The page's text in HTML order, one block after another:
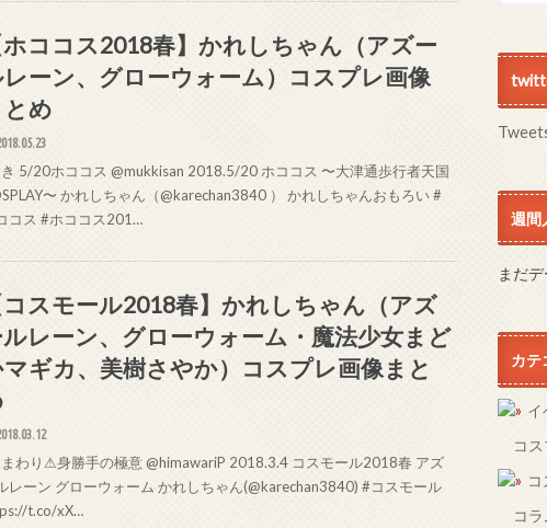
ホココス2018春】かれしちゃん（アズー
レーン、グローウォーム）コスプレ画像
とめ
5/20ホココス @mukkisan 2018.5/20 ホココス 〜大津通歩行者天国
〜 かれしちゃん（@karechan3840 ） かれしちゃんおもろい #
コス #ホココス201…
コスモール2018春】かれしちゃん（アズ
ルレーン、グローウォーム・魔法少女まど
ギカ、美樹さやか）コスプレ画像まと
わり⚠身勝手の極意 @himawariP 2018.3.4 コスモール2018春 アズ
レーン グローウォーム かれしちゃん(@karechan3840) #コスモール
t.co/xX…
週間
まだ
カテ
イ
コ
コラ